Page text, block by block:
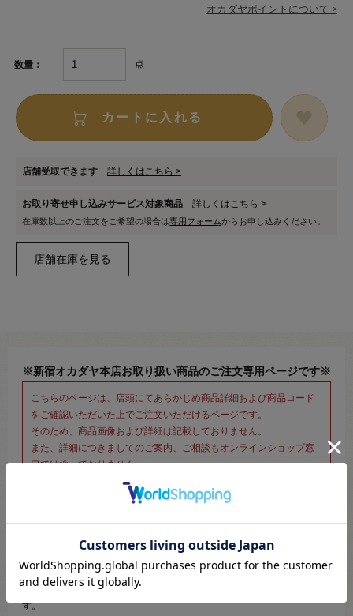
オカダヤポイントについて >
数量： 点
カートに入れる
店舗受取できます 詳しくはこちら >
お取り寄せ申し込みサービス対象商品 詳しくはこちら >
在庫数以上のご注文をご希望の場合は専用フォームからお申し込みください。
※新宿オカダヤ本店お取り扱い商品のご注文専用ページです※
こちらのページは、店頭にてあらかじめ商品詳細および商品コード
をご確認いただいた上でご注文いただけるページです。
そのため、商品画像および詳細は記載しておりません。
また、詳細につきましてのご案内、ご相談もオンラインショップ窓
口では承っておりません。
併せて下記のご説明事項につきましてもご確認、ご了承の上、ご注
文いただきますようお願いいたします。
・メール等での画像送信はいたしかねますのでご了承くださいませ。
・商品の特性等により、ご注文後にご連絡を差し上げることがございま
す。